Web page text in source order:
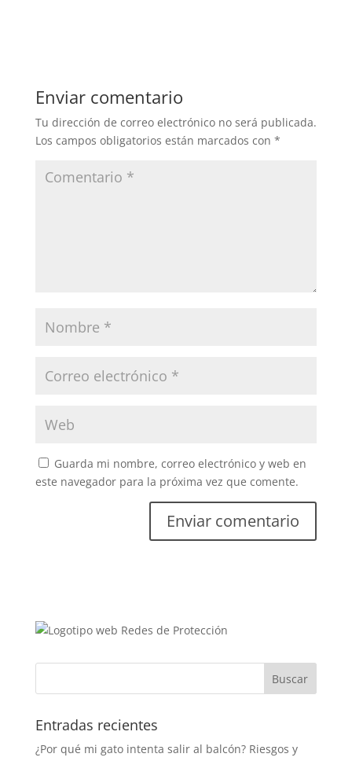
Enviar comentario
Tu dirección de correo electrónico no será publicada.
Los campos obligatorios están marcados con *
Guarda mi nombre, correo electrónico y web en
este navegador para la próxima vez que comente.
Entradas recientes
¿Por qué mi gato intenta salir al balcón? Riesgos y